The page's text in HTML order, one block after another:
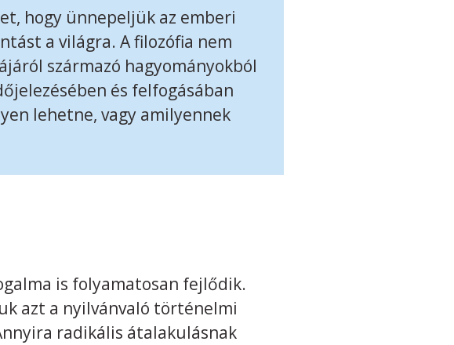
hogy ünnepeljük az emberi
a világra. A filozófia nem
származó hagyományokból
és felfogásában
lehetne, vagy amilyennek
is folyamatosan fejlődik.
azt a nyilvánvaló történelmi
radikális átalakulásnak